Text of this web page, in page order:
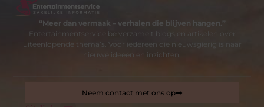
“Meer dan vermaak – verhalen die blijven hangen.”
Entertainmentservice.be verzamelt blogs en artikelen over
uiteenlopende thema’s. Voor iedereen die nieuwsgierig is naar
nieuwe ideeën en inzichten.
Neem contact met ons op